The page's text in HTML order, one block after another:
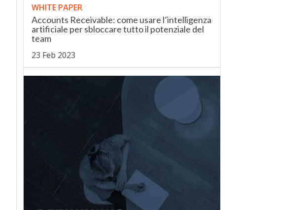
WHITE PAPER
Accounts Receivable: come usare l’intelligenza
artificiale per sbloccare tutto il potenziale del
team
23 Feb 2023